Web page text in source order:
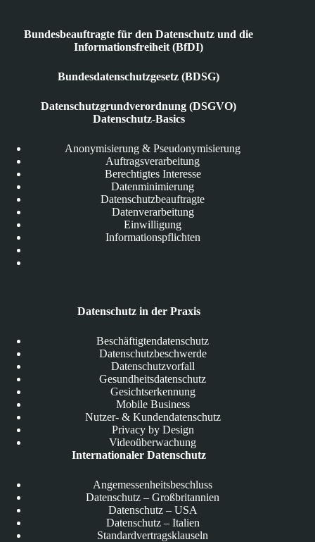
Bundesbeauftragte für den Datenschutz und die
Informationsfreiheit (BfDI)
Bundesdatenschutzgesetz (BDSG)
Datenschutzgrundverordnung (DSGVO)
Datenschutz-Basics
Anonymisierung & Pseudonymisierung
Auftragsverarbeitung
Berechtigtes Interesse
Datenminimierung
Datenschutzbeauftragte
Datenverarbeitung
Einwilligung
Informationspflichten
Datenschutz in der Praxis
Beschäftigtendatenschutz
Datenschutzbeschwerde
Datenschutzvorfall
Gesundheitsdatenschutz
Gesichtserkennung
Mobile Business
Nutzer- & Kundendatenschutz
Privacy by Design
Videoüberwachung
Internationaler Datenschutz
Angemessenheitsbeschluss
Datenschutz – Großbritannien
Datenschutz – USA
Datenschutz – Italien
Standardvertragsklauseln